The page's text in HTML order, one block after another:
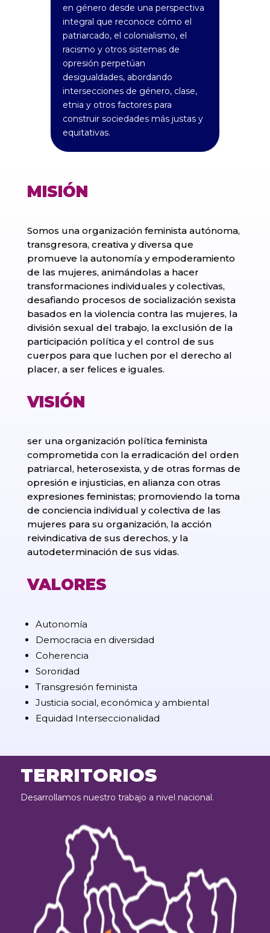
en género desde una perspectiva
integral que reconoce cómo el
patriarcado, el colonialismo, el
racismo y otros sistemas de
opresión perpetúan
desigualdades, abordando
intersecciones de género, clase,
etnia y otros factores para
construir sociedades más justas y
equitativas.
MISIÓN
Somos una organización feminista autónoma,
transgresora, creativa y diversa que
promueve la autonomía y empoderamiento
de las mujeres, animándolas a hacer
transformaciones individuales y colectivas,
desafiando procesos de socialización sexista
basados en la violencia contra las mujeres, la
división sexual del trabajo, la exclusión de la
participación política y el control de sus
cuerpos para que luchen por el derecho al
placer, a ser felices e iguales.
VISIÓN
ser una organización política feminista
comprometida con la erradicación del orden
patriarcal, heterosexista, y de otras formas de
opresión e injusticias, en alianza con otras
expresiones feministas; promoviendo la toma
de conciencia individual y colectiva de las
mujeres para su organización, la acción
reivindicativa de sus derechos, y la
autodeterminación de sus vidas.
VALORES
Autonomía
Democracia en diversidad
Coherencia
Sororidad
Transgresión feminista
Justicia social, económica y ambiental
Equidad Interseccionalidad
TERRITORIOS
Desarrollamos nuestro trabajo a nivel nacional.